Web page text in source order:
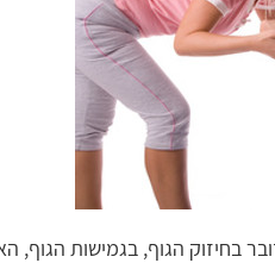
בחיזוק הגוף, בגמישות הגוף,